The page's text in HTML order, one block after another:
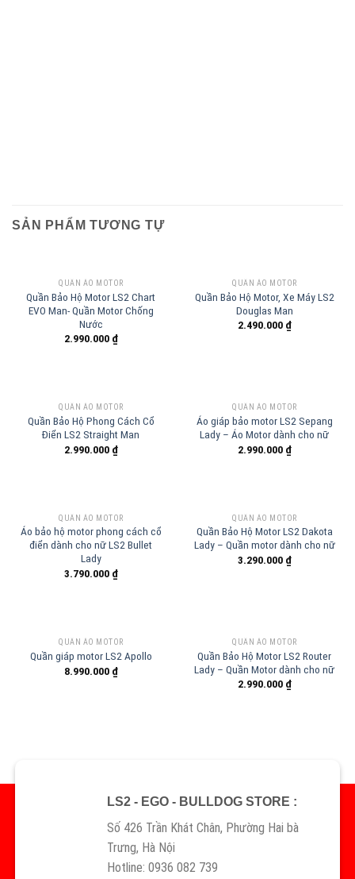
SẢN PHẨM TƯƠNG TỰ
QUẦN ÁO MOTOR
Quần Bảo Hộ Motor LS2 Chart
EVO Man- Quần Motor Chống
Nước
2.990.000 ₫
QUẦN ÁO MOTOR
Quần Bảo Hộ Motor, Xe Máy LS2
Douglas Man
2.490.000 ₫
QUẦN ÁO MOTOR
Quần Bảo Hộ Phong Cách Cổ
Điển LS2 Straight Man
2.990.000 ₫
QUẦN ÁO MOTOR
Áo giáp bảo motor LS2 Sepang
Lady – Áo Motor dành cho nữ
2.990.000 ₫
QUẦN ÁO MOTOR
Áo bảo hộ motor phong cách cổ
điển dành cho nữ LS2 Bullet
Lady
3.790.000 ₫
QUẦN ÁO MOTOR
Quần Bảo Hộ Motor LS2 Dakota
Lady – Quần motor dành cho nữ
3.290.000 ₫
QUẦN ÁO MOTOR
Quần giáp motor LS2 Apollo
8.990.000 ₫
QUẦN ÁO MOTOR
Quần Bảo Hộ Motor LS2 Router
Lady – Quần Motor dành cho nữ
2.990.000 ₫
LS2 - EGO - BULLDOG STORE :
Số 426 Trần Khát Chân, Phường Hai bà
Trưng, Hà Nội
Hotline: 0936 082 739